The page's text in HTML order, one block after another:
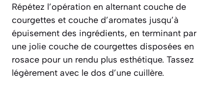
Répétez l’opération en alternant couche de
courgettes et couche d’aromates jusqu’à
épuisement des ingrédients, en terminant par
une jolie couche de courgettes disposées en
rosace pour un rendu plus esthétique. Tassez
légèrement avec le dos d’une cuillère.